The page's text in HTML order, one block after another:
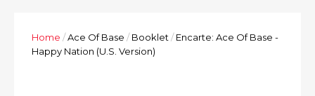
Home /Ace Of Base / Booklet / Encarte: Ace Of Base -
Happy Nation (U.S. Version)